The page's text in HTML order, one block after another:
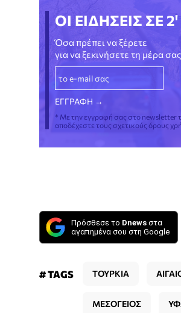
ΟΙ ΕΙΔΗΣΕΙΣ ΣΕ 2'
Όσα πρέπει να ξέρετε
για να ξεκινήσετε τη μέρα
* Με την εγγραφή σας στο newsletter
αποδέχεστε τους σχετικούς όρους
Πρόσθεσε το Dnews στα
αγαπημένα σου στη Google
# TAGS ΤΟΥΡΚΙΑ
ΜΕΣΟΓΕΙΟΣ